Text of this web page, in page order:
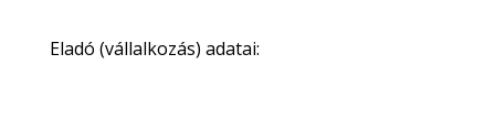
Eladó (vállalkozás) adatai: